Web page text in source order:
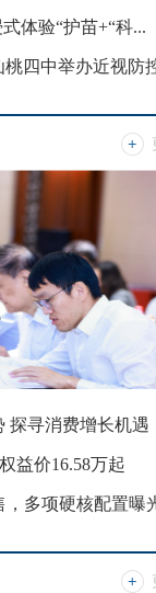
体验“护苗+“科...
四中举办近视防
探寻消费增长机遇
益价16.58万起
，多项硬核配置曝